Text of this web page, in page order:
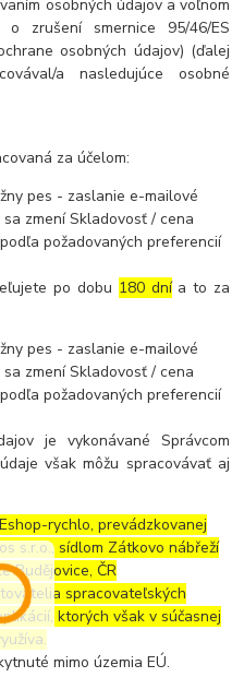
osobných údajov a voľnom
zrušení smernice 95/46/ES
osobných údajov) (ďalej
a nasledujúce osobné
za účelom:
pes - zaslanie e-mailové
zmení Skladovosť / cena
požadovaných preferencií
po dobu 180 dnía to za
pes - zaslanie e-mailové
zmení Skladovosť / cena
požadovaných preferencií
je vykonávané Správcom
však môžu spracovávať aj
rychlo, prevádzkovanej
s.r.o., sídlom Zátkovo nábřeží
Budějovice, ČR
spracovateľských
ktorých však v súčasnej
mimo územia EÚ.